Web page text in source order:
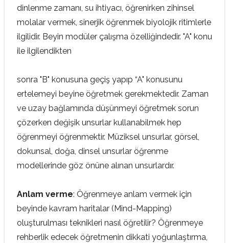
dinlenme zamanı, su ihtiyacı, öğrenirken zihinsel
molalar vermek, sinerjik öğrenmek biyolojik ritimlerle
ilgilidir. Beyin modüler çalışma özelliğindedir. "A" konu
ile ilgilendikten
sonra "B" konusuna geçiş yapıp “A" konusunu
ertelemeyi beyine öğretmek gerekmektedir. Zaman
ve uzay bağlamında düşünmeyi öğretmek sorun
çözerken değişik unsurlar kullanabilmek hep
öğrenmeyi öğrenmektir. Müziksel unsurlar, görsel,
dokunsal, doğa, dinsel unsurlar öğrenme
modellerinde göz önüne alınan unsurlardır.
Anlam verme: Öğrenmeye anlam vermek için
beyinde kavram haritalar (Mind-Mapping)
oluşturulması teknikleri nasıl öğretilir? Öğrenmeye
rehberlik edecek öğretmenin dikkati yoğunlaştırma,